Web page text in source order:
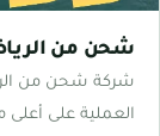
شحن من
شركة شحن من
العملية على